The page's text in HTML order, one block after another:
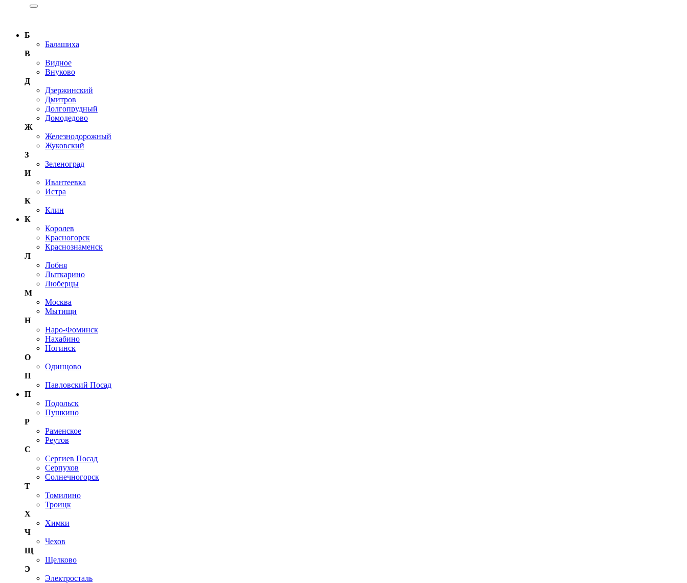
Б
Балашиха
В
Видное
Внуково
Д
Дзержинский
Дмитров
Долгопрудный
Домодедово
Ж
Железнодорожный
Жуковский
З
Зеленоград
И
Ивантеевка
Истра
К
Клин
К
Королев
Красногорск
Краснознаменск
Л
Лобня
Лыткарино
Люберцы
М
Москва
Мытищи
Н
Наро-Фоминск
Нахабино
Ногинск
О
Одинцово
П
Павловский Посад
П
Подольск
Пушкино
Р
Раменское
Реутов
С
Сергиев Посад
Серпухов
Солнечногорск
Т
Томилино
Троицк
Х
Химки
Ч
Чехов
Щ
Щелково
Э
Электросталь